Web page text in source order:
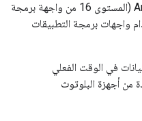
تطبيقات Google Fit على Android 4.1 (المستوى 16 من واجهة برمجة
واجهات برمجة التطبيقات
في الوقت الفعلي
من أجهزة البلوتوث